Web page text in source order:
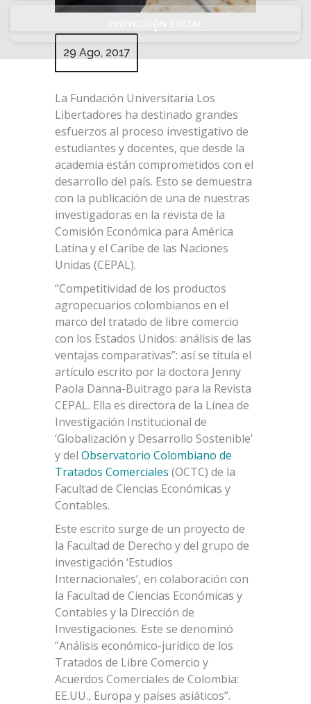
+
29 Ago, 2017
La Fundación Universitaria Los
Libertadores ha destinado grandes
esfuerzos al proceso investigativo de
estudiantes y docentes, que desde la
academia están comprometidos con el
desarrollo del país. Esto se demuestra
con la publicación de una de nuestras
investigadoras en la revista de la
Comisión Económica para América
Latina y el Caribe de las Naciones
Unidas (CEPAL).
“Competitividad de los productos
agropecuarios colombianos en el
marco del tratado de libre comercio
con los Estados Unidos: análisis de las
ventajas comparativas”: así se titula el
artículo escrito por la doctora Jenny
Paola Danna-Buitrago para la Revista
CEPAL. Ella es directora de la Línea de
Investigación Institucional de
‘Globalización y Desarrollo Sostenible’
y del Observatorio Colombiano de
Tratados Comerciales (OCTC) de la
Facultad de Ciencias Económicas y
Contables.
Este escrito surge de un proyecto de
la Facultad de Derecho y del grupo de
investigación ‘Estudios
Internacionales’, en colaboración con
la Facultad de Ciencias Económicas y
Contables y la Dirección de
Investigaciones. Este se denominó
“Análisis económico-jurídico de los
Tratados de Libre Comercio y
Acuerdos Comerciales de Colombia:
EE.UU., Europa y países asiáticos”.